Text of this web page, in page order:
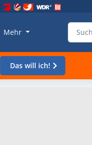
Mehr
Das will ich!